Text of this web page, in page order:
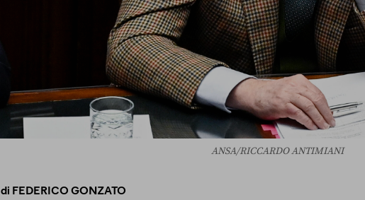
ANSA/RICCARDO ANTIMIANI
di FEDERICO GONZATO